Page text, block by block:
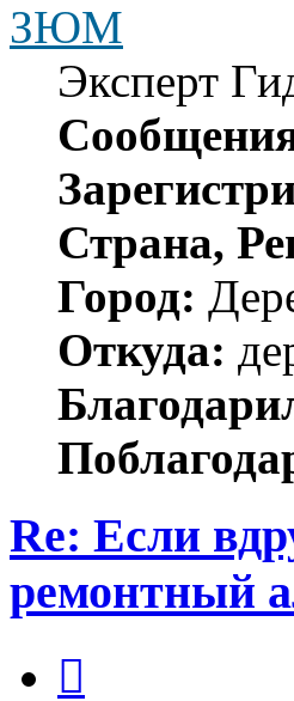
ЗЮМ
Эксперт
Страна,
Город:
Откуда:
Re: Если
ремонтный